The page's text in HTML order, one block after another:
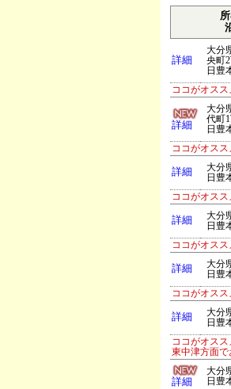
詳細
大分
央町2
日豊
ココがオス
詳細
大分
代町1
日豊
ココがオス
詳細
大分
日豊
ココがオス
詳細
大分
日豊
ココがオス
詳細
大分
日豊
ココがオス
詳細
大分
日豊
ココがオス
東中津方面で
詳細
大分
日豊